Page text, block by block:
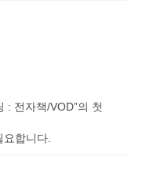
: 전자책/VOD”의 첫
요합니다.